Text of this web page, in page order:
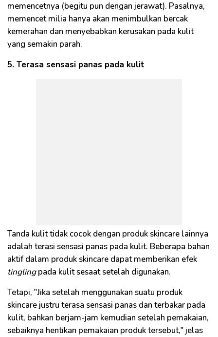
memencetnya (begitu pun dengan jerawat). Pasalnya,
memencet milia hanya akan menimbulkan bercak
kemerahan dan menyebabkan kerusakan pada kulit
yang semakin parah.
5. Terasa sensasi panas pada kulit
Tanda kulit tidak cocok dengan produk skincare lainnya
adalah terasi sensasi panas pada kulit. Beberapa bahan
aktif dalam produk skincare dapat memberikan efek
tinglingpada kulit sesaat setelah digunakan.
Tetapi, "Jika setelah menggunakan suatu produk
skincare justru terasa sensasi panas dan terbakar pada
kulit, bahkan berjam-jam kemudian setelah pemakaian,
sebaiknya hentikan pemakaian produk tersebut," jelas